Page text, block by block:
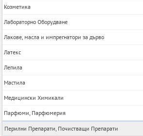
Козметика
Лабораторно Оборудване
Лакове, масла и импрегнатори за дърво
Латекс
Лепила
Мастила
Медицински Химикали
Парфюми, Парфюмерия
Перилни Препарати, Почистващи Препарати